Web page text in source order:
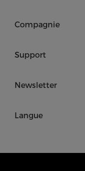
Compagnie
Support
Newsletter
Langue